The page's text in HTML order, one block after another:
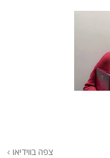
צפה בווידיאו